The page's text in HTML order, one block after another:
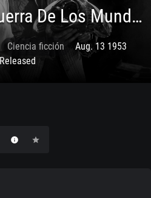
La Guerra De Los Mundos
Ciencia ficción
Aug. 13 1953
Released
info star